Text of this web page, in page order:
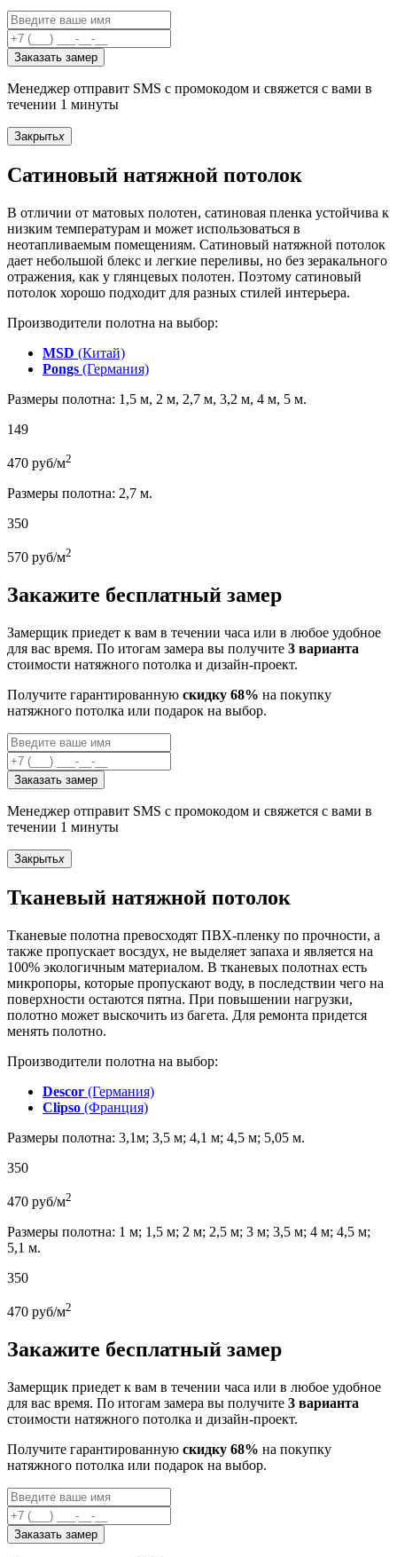
Заказать замер
Менеджер отправит SMS с промокодом и свяжется с вами в
течении 1 минуты
Закрытьx
Сатиновый натяжной потолок
В отличии от матовых полотен, сатиновая пленка устойчива к
низким температурам и может использоваться в
неотапливаемым помещениям. Сатиновый натяжной потолок
дает небольшой блекс и легкие переливы, но без зеракального
отражения, как у глянцевых полотен. Поэтому сатиновый
потолок хорошо подходит для разных стилей интерьера.
Производители полотна на выбор:
MSD (Китай)
Pongs (Германия)
Размеры полотна: 1,5 м, 2 м, 2,7 м, 3,2 м, 4 м, 5 м.
149
470 руб/м2
Размеры полотна: 2,7 м.
350
570 руб/м2
Закажите бесплатный замер
Замерщик приедет к вам в течении часа или в любое удобное
для вас время. По итогам замера вы получите 3 варианта
стоимости натяжного потолка и дизайн-проект.
Получите гарантированную скидку 68% на покупку
натяжного потолка или подарок на выбор.
Заказать замер
Менеджер отправит SMS с промокодом и свяжется с вами в
течении 1 минуты
Закрытьx
Тканевый натяжной потолок
Тканевые полотна превосходят ПВХ-пленку по прочности, а
также пропускает восздух, не выделяет запаха и является на
100% экологичным материалом. В тканевых полотнах есть
микропоры, которые пропускают воду, в последствии чего на
поверхности остаются пятна. При повышении нагрузки,
полотно может выскочить из багета. Для ремонта придется
менять полотно.
Производители полотна на выбор:
Descor (Германия)
Clipso (Франция)
Размеры полотна: 3,1м; 3,5 м; 4,1 м; 4,5 м; 5,05 м.
350
470 руб/м2
Размеры полотна: 1 м; 1,5 м; 2 м; 2,5 м; 3 м; 3,5 м; 4 м; 4,5 м;
5,1 м.
350
470 руб/м2
Закажите бесплатный замер
Замерщик приедет к вам в течении часа или в любое удобное
для вас время. По итогам замера вы получите 3 варианта
стоимости натяжного потолка и дизайн-проект.
Получите гарантированную скидку 68% на покупку
натяжного потолка или подарок на выбор.
Заказать замер